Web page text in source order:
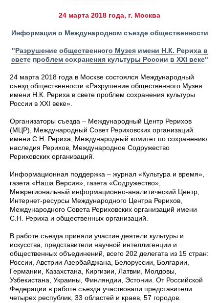
24 марта 2018 года, г. Москва
Информация о Международном съезде общественности
"Разрушение общественного Музея имени Н.К. Рериха в
свете проблем сохранения культуры России в ХХI веке"
24 марта 2018 года в Москве состоялся Международный
съезд общественности «Разрушение общественного Музея
имени Н.К. Рериха в свете проблем сохранения культуры
России в XXI веке».
Организаторы съезда – Международный Центр Рерихов
(МЦР), Международный Совет Рериховских организаций
имени С.Н. Рериха, Международный комитет по сохранению
наследия Рерихов, Международное Содружество
Рериховских организаций.
Информационная поддержка – журнал «Культура и время»,
газета «Наша Версия», газета «Содружество»,
Межрегиональный информационно-аналитический Центр,
Интернет-ресурсы Международного Центра Рерихов,
Международного Совета Рериховских организаций имени
С.Н. Рериха и общественных организаций.
В работе съезда приняли участие деятели культуры и
искусства, представители научной интеллигенции и
общественных объединений, всего 202 делегата из 15 стран:
России, Австрии Азербайджана, Белоруссии, Болгарии,
Германии, Казахстана, Киргизии, Латвии, Молдовы,
Узбекистана, Украины, Финляндии, Эстонии. От Российской
Федерации в работе съезда участвовали представители
четырех республик, 33 областей и краев, 57 городов.